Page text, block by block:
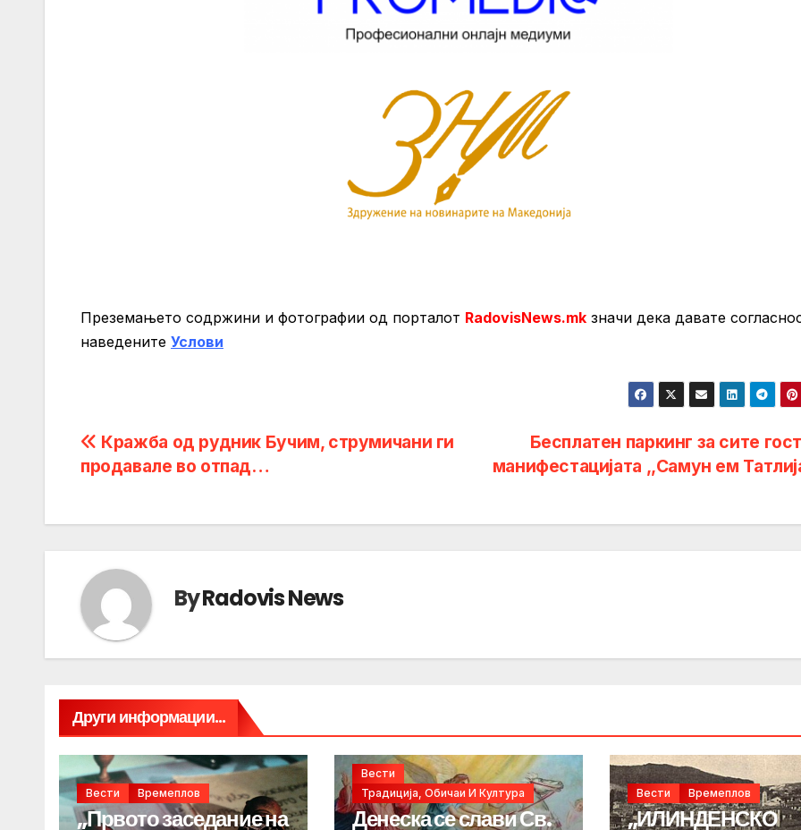
Преземањето содржини и фотографии од порталот RadovisNews.mk значи дека давате
нaведените Услови
Post
navigation
Бесплатен паркинг за сите
манифестацијата ,,Самун ем
Кражба од рудник Бучим, струмичани ги
продавале во отпад…
ByRadovis News
Други информации...
Вести Времеплов
„Првото заседание на
Вести
Традиција, Обичаи И Култура
Денеска се слави Св.
Вести Времеплов
„ИЛИНДЕНСКО